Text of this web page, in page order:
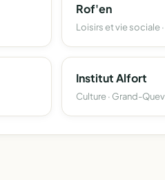
Rof'en
Loisirs et vie sociale
Institut Alfort
Culture · Grand-